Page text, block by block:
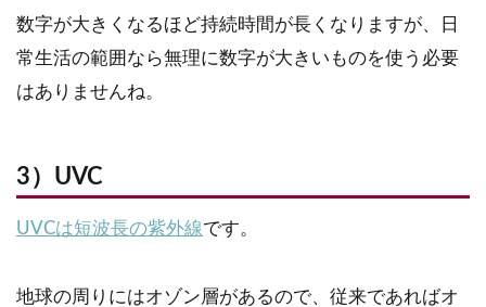
数字が大きくなるほど持続時間が長くなりますが、日
常生活の範囲なら無理に数字が大きいものを使う必要
はありませんね。
3）UVC
UVCは短波長の紫外線です。
地球の周りにはオゾン層があるので、従来であればオ